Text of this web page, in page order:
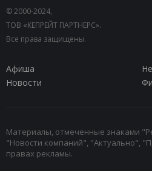
© 2000-2024,
ТОВ «КЕПРЕЙТ ПАРТНЕРС».
Все права защищены.
Афиша
Новости
Материалы, отмеченные знаками
"Новости компаний", "Актуально",
правах рекламы.